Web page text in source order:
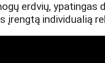
erdvių,
įrengtą individualią